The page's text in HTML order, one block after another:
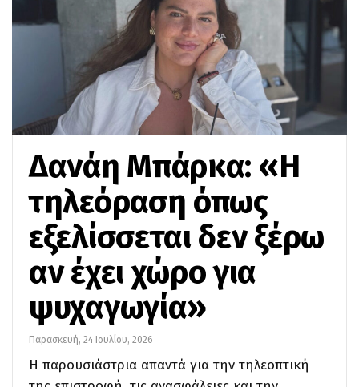
Δανάη Μπάρκα: «Η
τηλεόραση όπως
εξελίσσεται δεν ξέρω
αν έχει χώρο για
ψυχαγωγία»
Παρασκευή, 24 Ιουλίου, 2026
Η παρουσιάστρια απαντά για την τηλεοπτική